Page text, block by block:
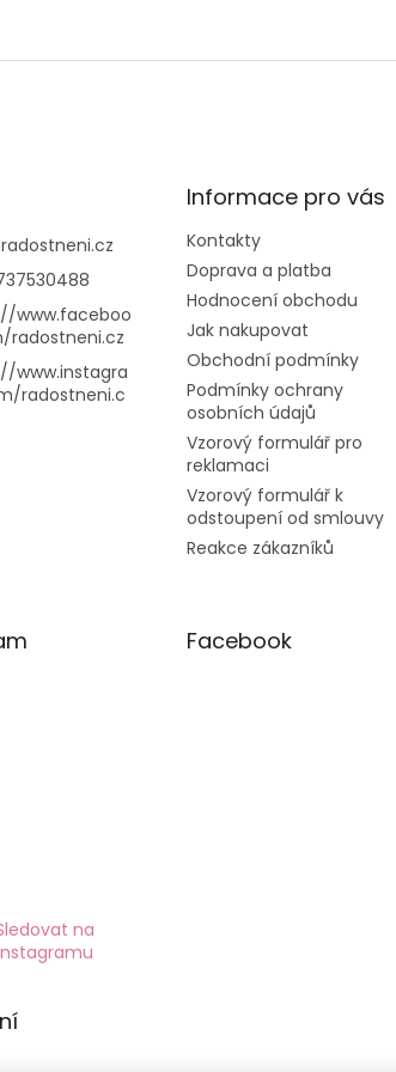
radostneni.cz
www.faceboo
radostneni.cz
www.instagra
radostneni.c
Informace pro vás
Kontakty
Doprava a platba
Hodnocení obchodu
Jak nakupovat
Obchodní podmínky
Podmínky ochrany
osobních údajů
Vzorový formulář pro
reklamaci
Vzorový formulář k
odstoupení od smlouvy
Reakce zákazníků
na
Facebook